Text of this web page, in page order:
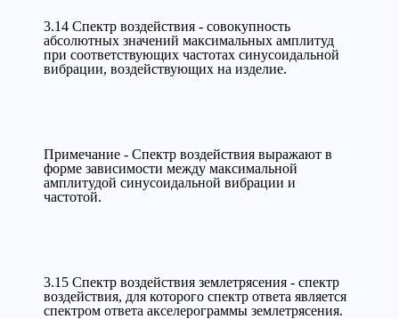
3.14 Спектр воздействия - совокупность
абсолютных значений максимальных амплитуд
при соответствующих частотах синусоидальной
вибрации, воздействующих на изделие.
Примечание - Спектр воздействия выражают в
форме зависимости между максимальной
амплитудой синусоидальной вибрации и
частотой.
3.15 Спектр воздействия землетрясения - спектр
воздействия, для которого спектр ответа является
спектром ответа акселерограммы землетрясения.